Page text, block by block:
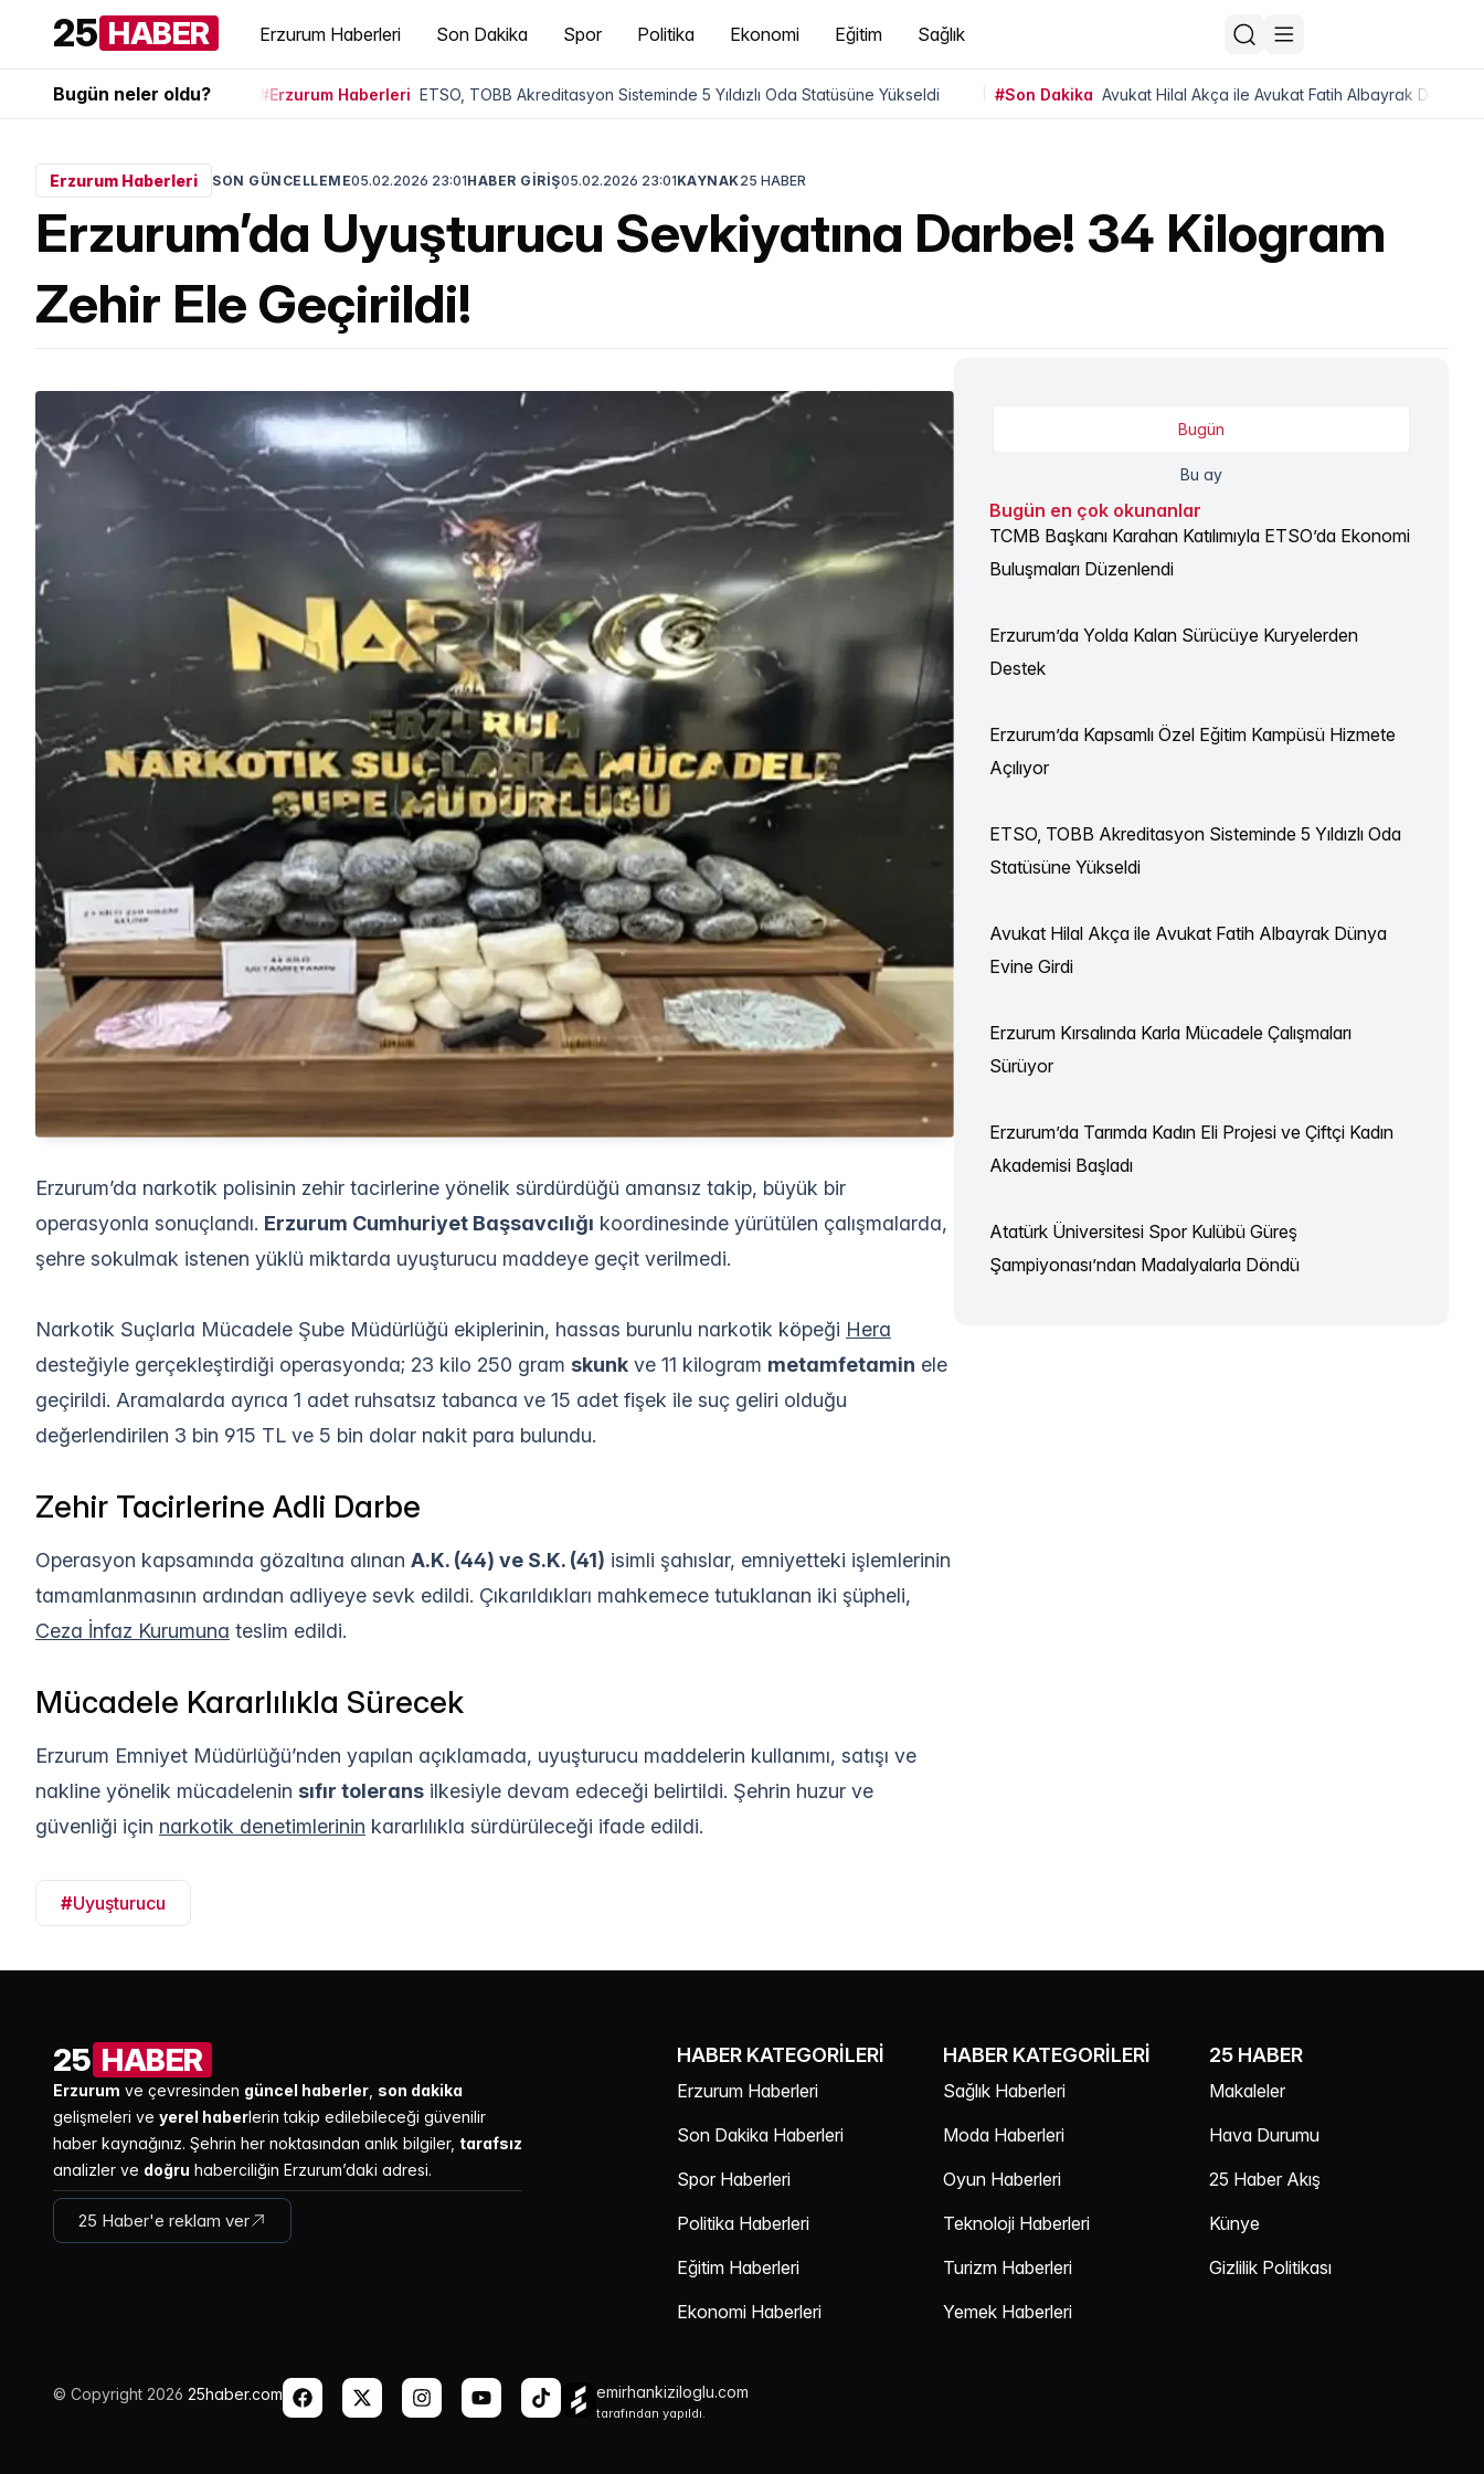
25 HABER Erzurum Haberleri Son Dakika Spor Politika Ekonomi Eğitim Sağlık
Bugün neler oldu? #Erzurum Haberleri ETSO, TOBB Akreditasyon Sisteminde 5 Yıldızlı Oda Statüsüne Yükseldi #Son Dakika Avukat Hilal Akça ile Avukat Fatih Albayrak Dünya
Erzurum Haberleri SON GÜNCELLEME05.02.2026 23:01HABER GİRİŞ05.02.2026 23:01KAYNAK25 HABER
Erzurum’da Uyuşturucu Sevkiyatına Darbe! 34 Kilogram
Zehir Ele Geçirildi!
Erzurum’da narkotik polisinin zehir tacirlerine yönelik sürdürdüğü amansız takip, büyük bir
operasyonla sonuçlandı. Erzurum Cumhuriyet Başsavcılığı koordinesinde yürütülen çalışmalarda,
şehre sokulmak istenen yüklü miktarda uyuşturucu maddeye geçit verilmedi.
Narkotik Suçlarla Mücadele Şube Müdürlüğü ekiplerinin, hassas burunlu narkotik köpeği Hera
desteğiyle gerçekleştirdiği operasyonda; 23 kilo 250 gram skunk ve 11 kilogram metamfetamin ele
geçirildi. Aramalarda ayrıca 1 adet ruhsatsız tabanca ve 15 adet fişek ile suç geliri olduğu
değerlendirilen 3 bin 915 TL ve 5 bin dolar nakit para bulundu.
Zehir Tacirlerine Adli Darbe
Operasyon kapsamında gözaltına alınan A.K. (44) ve S.K. (41) isimli şahıslar, emniyetteki işlemlerinin
tamamlanmasının ardından adliyeye sevk edildi. Çıkarıldıkları mahkemece tutuklanan iki şüpheli,
Ceza İnfaz Kurumuna teslim edildi.
Mücadele Kararlılıkla Sürecek
Erzurum Emniyet Müdürlüğü’nden yapılan açıklamada, uyuşturucu maddelerin kullanımı, satışı ve
nakline yönelik mücadelenin sıfır tolerans ilkesiyle devam edeceği belirtildi. Şehrin huzur ve
güvenliği için narkotik denetimlerinin kararlılıkla sürdürüleceği ifade edildi.
#Uyuşturucu
Bugün
Bu ay
Bugün en çok okunanlar
TCMB Başkanı Karahan Katılımıyla ETSO’da Ekonomi
Buluşmaları Düzenlendi
Erzurum’da Yolda Kalan Sürücüye Kuryelerden
Destek
Erzurum’da Kapsamlı Özel Eğitim Kampüsü Hizmete
Açılıyor
ETSO, TOBB Akreditasyon Sisteminde 5 Yıldızlı Oda
Statüsüne Yükseldi
Avukat Hilal Akça ile Avukat Fatih Albayrak Dünya
Evine Girdi
Erzurum Kırsalında Karla Mücadele Çalışmaları
Sürüyor
Erzurum’da Tarımda Kadın Eli Projesi ve Çiftçi Kadın
Akademisi Başladı
Atatürk Üniversitesi Spor Kulübü Güreş
Şampiyonası’ndan Madalyalarla Döndü
25 HABER
Erzurum ve çevresinden güncel haberler son dakika
gelişmeleri ve yerel haberlerin takip edilebileceği güvenilir
haber kaynağınız. Şehrin her noktasından anlık bilgiler, tarafsız
analizler ve doğru haberciliğin Erzurum’daki adresi.
25 Haber'e reklam ver
HABER KATEGORILERI
Erzurum Haberleri
Son Dakika Haberleri
Spor Haberleri
Politika Haberleri
Eğitim Haberleri
Ekonomi Haberleri
HABER KATEGORILERI
Sağlık Haberleri
Moda Haberleri
Oyun Haberleri
Teknoloji Haberleri
Turizm Haberleri
Yemek Haberleri
25 HABER
Makaleler
Hava Durumu
25 Haber Akış
Künye
Gizlilik Politikası
© Copyright 2026 25haber.com emirhankiziloglu.com
tarafından yapıldı.